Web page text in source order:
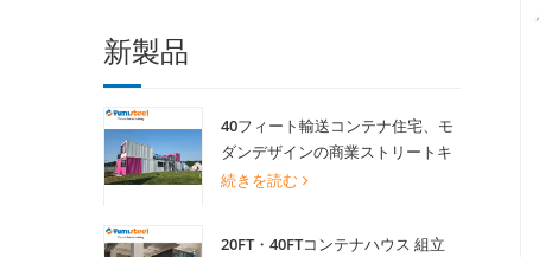
新製品
40フィート輸送コンテナ住宅、モ
ダンデザインの商業ストリートキ
オスク用景観ショップ
続きを読む
20FT・40FTコンテナハウス 組立